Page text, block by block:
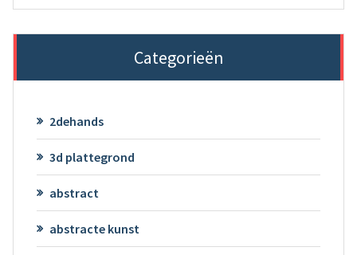
Categorieën
2dehands
3d plattegrond
abstract
abstracte kunst